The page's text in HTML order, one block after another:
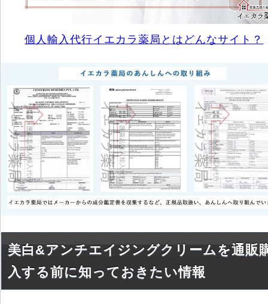
個人輸入代行イエカラ薬局とはどんなサイト？
美白&アンチエイジングクリームを通販
入する前に知っておきたい情報